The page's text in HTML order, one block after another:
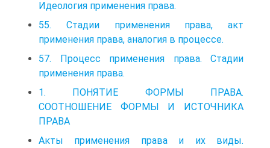
Идеология применения права.
55. Стадии применения права, акт
применения права, аналогия в процессе.
57. Процесс применения права. Стадии
применения права.
1. ПОНЯТИЕ ФОРМЫ ПРАВА.
СООТНОШЕНИЕ ФОРМЫ И ИСТОЧНИКА
ПРАВА
Акты применения права и их виды.